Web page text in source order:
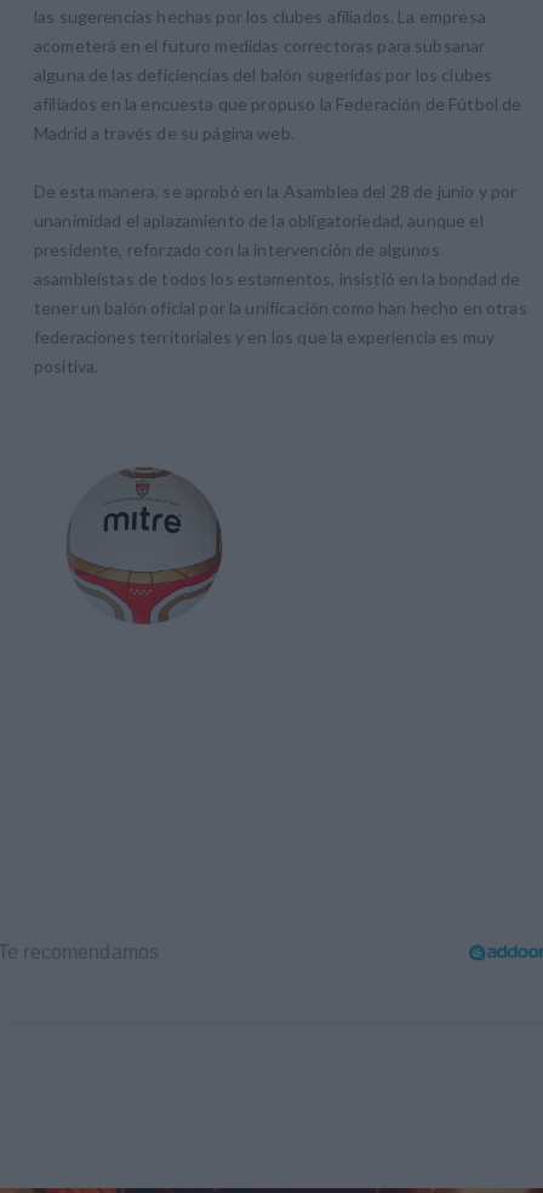
las sugerencias hechas por los clubes afiliados. La empresa
acometerá en el futuro medidas correctoras para subsanar
alguna de las deficiencias del balón sugeridas por los clubes
afiliados en la encuesta que propuso la Federación de Fútbol de
Madrid a través de su página web.
De esta manera, se aprobó en la Asamblea del 28 de junio y por
unanimidad el aplazamiento de la obligatoriedad, aunque el
presidente, reforzado con la intervención de algunos
asambleístas de todos los estamentos, insistió en la bondad de
tener un balón oficial por la unificación como han hecho en otras
federaciones territoriales y en los que la experiencia es muy
positiva.